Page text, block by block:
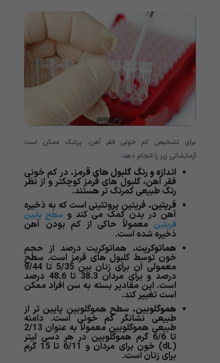
برای تشخیص کم خونی فقر آهن، پزشک ممکن است
آزمایشاتی زیر را انجام دهد:
اندازه و رنگ گلبول های قرمز. در کم خونی
فقر آهن، گلبول های قرمز کوچکتر و از نظر
رنگ طبیعی کمرنگ تر هستند.
فریتین. فریتین پروتئینی است که به ذخیره
آهن در بدن کمک می کند و سطح پایین
فریتین معمولاً حاکی از کم بودن آهن
ذخیره شده است.
هماتوکریت. هماتوکریت درصد از حجم
خون توسط گلبول های قرمز است. سطح
معمولی آن برای زنان بین 5/35 تا 9/44
درصد و برای مردان 38.3 تا 48.6 درصد
است. این مقادیر بسته به سن افراد ممکن
است تغییر کند.
هموگلوبین. سطح هموگلوبین پایین تر از
طبیعی نشانگر کم خونی است. دامنه
طبیعی هموگلوبین معمولاً به عنوان 2/13
تا 6/6 گرم هموگلوبین در هر دسی لیتر
(dL) خون برای مردان و 6/11 تا 15 گرم
برای زنان است.